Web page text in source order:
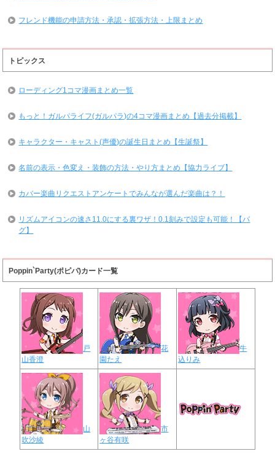
フレンド機能の申請方法・承認・拡張方法・上限まとめ
トピックス
ローディング1コマ漫画まとめ一覧
もっと！ガルパライフ(ガルパラ)の4コマ漫画まとめ【過去分掲載】
キャラクター・キャスト(声優)の誕生日まとめ【生誕祭】
名前の表示・色変え・装飾の方法・やり方まとめ【協力ライブ】
カバー楽曲リクエストアンケートでみんなが選んだ楽曲は？！
リズムアイコンの速さ11.0にする裏ワザ！0.1刻みで設定も可能！【バ
グ】
Poppin`Party(ポピパ)カード一覧
戸
山香澄
花
園たえ
牛
込りみ
山
吹沙綾
市
ヶ谷有咲